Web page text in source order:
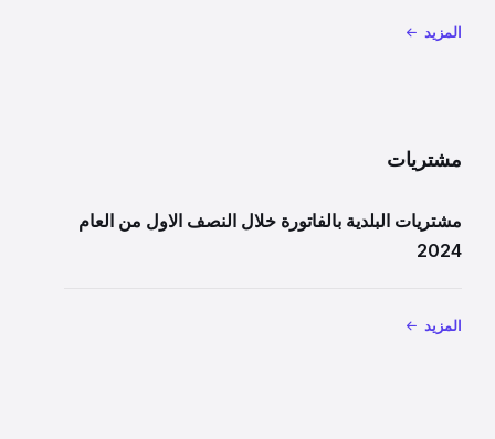
المزيد
مشتريات
مشتريات البلدية بالفاتورة خلال النصف الاول من العام
2024
المزيد